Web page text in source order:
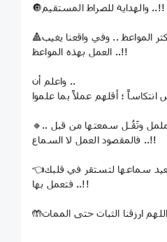
🔘والهداية للصراط المستقيم ..!!
🔺وفي وسائل التواصل تكثر المواعظ .. وفي واقعنا يغيب
العمل بهذه المواعظ ..!!
واعلم أن ..
🔹فإذا سمعت موعظة ؛ فلا تتململ وتَقُـل سمعتها من قبل ..
فالمقصود العمل لا السماع ..!!
👈فربما أراد الله لك أن تعيد سماعها لتستقر في قلبك
فتعمل بها ..!!